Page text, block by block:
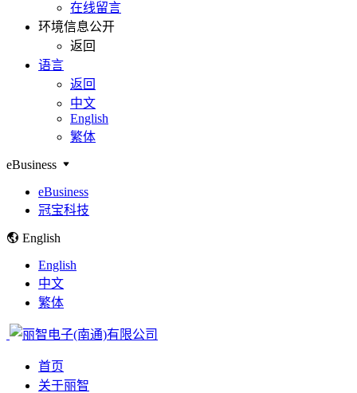
在线留言
环境信息公开
返回
语言
返回
中文
English
繁体
eBusiness
eBusiness
冠宝科技
English
English
中文
繁体
首页
关于丽智